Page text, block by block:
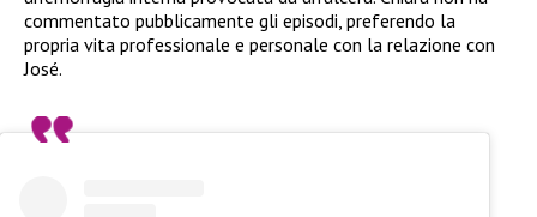
commentato pubblicamente gli episodi, preferendo la
propria vita professionale e personale con la relazione con
José.